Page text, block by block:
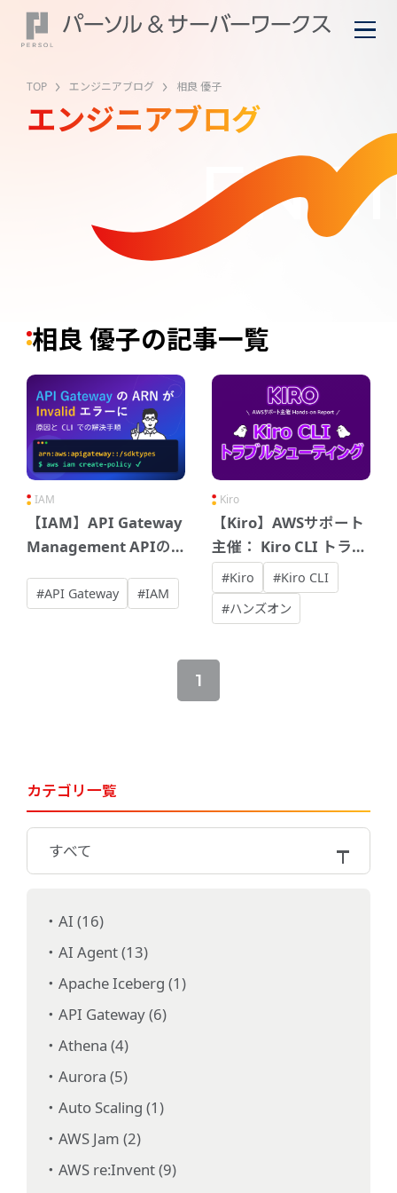
TOP エンジニアブログ 相良 優子
エンジニアブログ
相良 優子の記事一覧
IAM
【IAM】API Gateway
Management APIの
エラーに：原因とCLI
#API Gateway #IAM
Kiro
【Kiro】AWSサポート
主催： Kiro CLI トラブ
ルシューティング
Hands-on Report
（2025年12月）
#Kiro
#Kiro CLI
#ハンズオン
1
カテゴリ一覧
すべて
AI (16)
AI Agent (13)
Apache Iceberg (1)
API Gateway (6)
Athena (4)
Aurora (5)
Auto Scaling (1)
AWS Jam (2)
AWS re:Invent (9)